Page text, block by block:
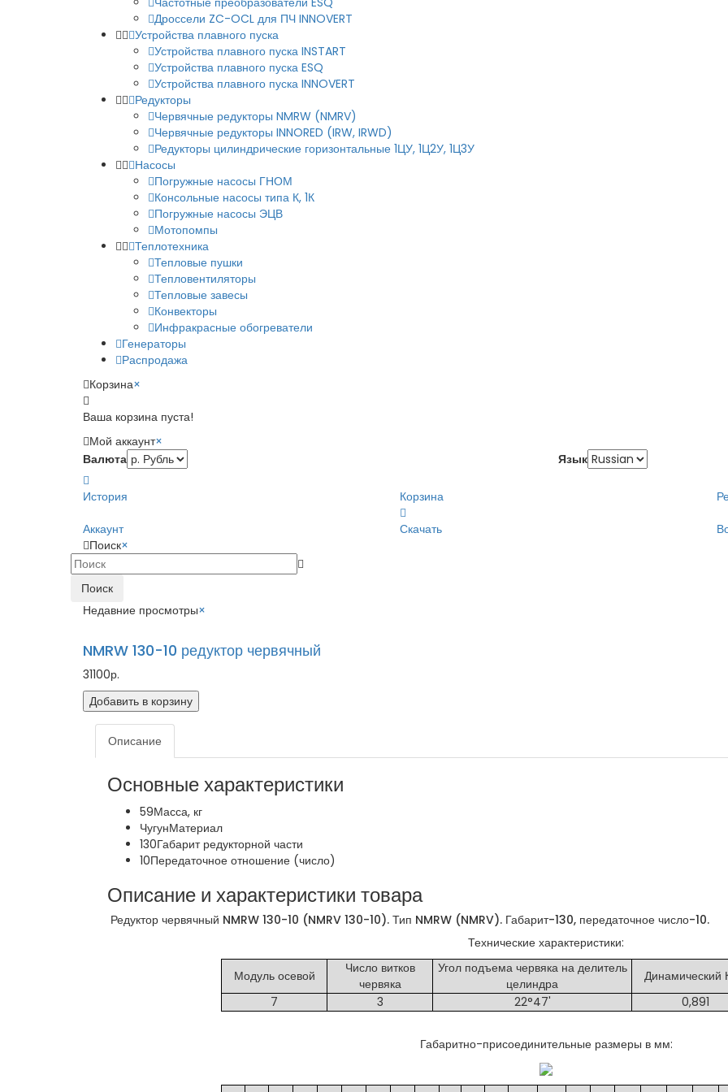
Дроссели ZC-OCL для ПЧ INNOVERT
Устройства плавного пуска
Устройства плавного пуска INSTART
Устройства плавного пуска ESQ
Устройства плавного пуска INNOVERT
Редукторы
Червячные редукторы NMRW (NMRV)
Червячные редукторы INNORED (IRW, IRWD)
Редукторы цилиндрические горизонтальные 1ЦУ, 1Ц2У, 1Ц3У
Насосы
Погружные насосы ГНОМ
Консольные насосы типа К, 1К
Погружные насосы ЭЦВ
Мотопомпы
Теплотехника
Тепловые пушки
Тепловентиляторы
Тепловые завесы
Конвекторы
Инфракрасные обогреватели
Генераторы
Распродажа
Корзина×
Ваша корзина пуста!
Мой аккаунт×
Валюта
Язык
История Корзина
Аккаунт
Скачать
Поиск×
Поиск
Недавние просмотры×
NMRW 130-10 редуктор червячный
31100р.
Добавить в корзину
Описание
Основные характеристики
59Масса, кг
ЧугунМатериал
130Габарит редукторной части
10Передаточное отношение (число)
Описание и характеристики товара
Редуктор червячный NMRW 130-10 (NMRV 130-10). Тип NMRW (NMRV). Габарит-130, передаточное число-10.
Технические характеристики:
Модуль осевой
Число витков
червяка
Угол подъема червяка на делитель
целиндра
Динамический
7
3 22°47' 0,891
Габаритно-присоединительные размеры в мм: